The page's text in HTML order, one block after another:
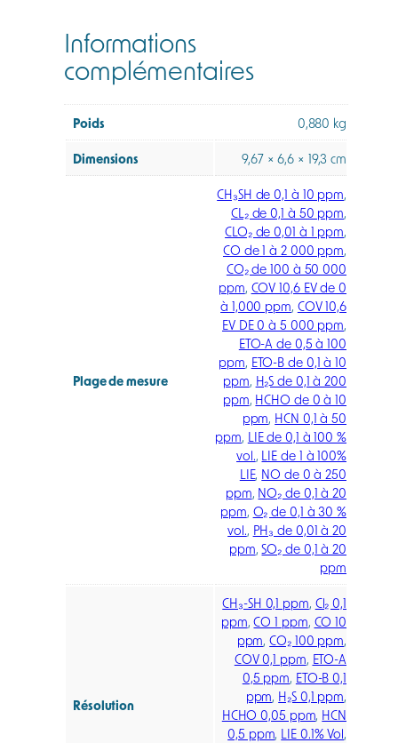
Informations
complémentaires
Poids 0,880 kg
Dimensions 9,67 × 6,6 × 19,3 cm
Plage de mesure
CH₃SH de 0,1 à 10 ppm,
CL₂ de 0,1 à 50 ppm,
CLO₂ de 0,01 à 1 ppm,
CO de 1 à 2 000 ppm,
CO₂ de 100 à 50 000
ppm, COV 10,6 EV de 0
à 1,000 ppm, COV 10,6
EV DE 0 à 5 000 ppm,
ETO-A de 0,5 à 100
ppm, ETO-B de 0,1 à 10
ppm, H₂S de 0,1 à 200
ppm, HCHO de 0 à 10
ppm, HCN 0,1 à 50
ppm, LIE de 0,1 à 100 %
vol., LIE de 1 à 100%
LIE, NO de 0 à 250
ppm, NO₂ de 0,1 à 20
ppm, O₂ de 0,1 à 30 %
vol., PH₃ de 0,01 à 20
ppm,SO₂ de 0,1 à 20
ppm
Résolution
CH₃-SH 0,1 ppm, Cl₂ 0,1
ppm,CO 1 ppm, CO 10
ppm,CO₂ 100 ppm,
COV 0,1 ppm, ETO-A
0,5 ppm, ETO-B 0,1
ppm, H₂S 0,1 ppm,
HCHO 0,05 ppm, HCN
0,5 ppm, LIE 0.1% Vol,